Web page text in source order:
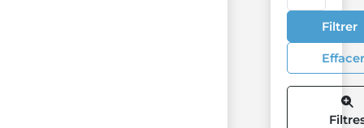
Filtrer
Effacer